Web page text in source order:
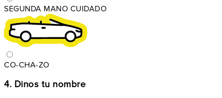
SEGUNDA MANO CUIDADO
CO-CHA-ZO
4. Dinos tu nombre